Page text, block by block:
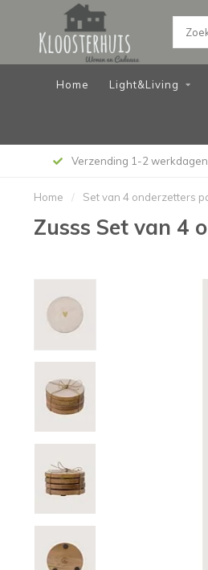
Home Light&Living
Verzending 1-2 werkdagen
Home / Set van 4 onderzetters
Zusss Set van 4